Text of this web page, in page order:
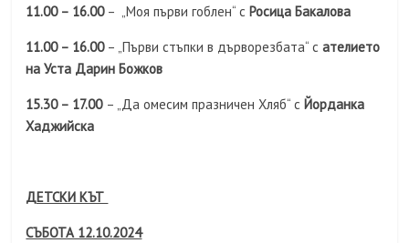
11.00 – 16.00– „Моя първи гоблен“ сРосица Бакалова
11.00 – 16.00– „Първи стъпки в дърворезбата“ с ателието
на Уста Дарин Божков
15.30 – 17.00 – „Да омесим празничен Хляб“ с Йорданка
Хаджийска
ДЕТСКИ КЪТ
СЪБОТА 12.10.2024